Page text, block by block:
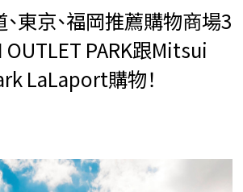
、東京、福岡推薦購物商場3
OUTLET PARK跟Mitsui
LaLaport購物！